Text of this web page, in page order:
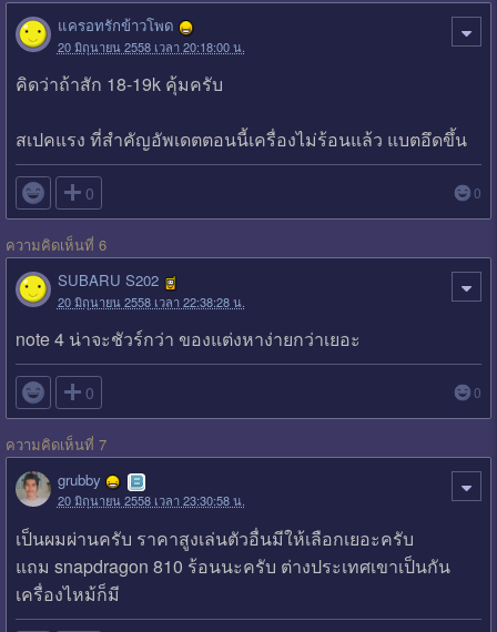
แครอทรักข้าวโพด
20 มิถุนายน 2558 เวลา 20:18:00 น.
คิดว่าถ้าสัก 18-19k คุ้มครับ
สเปคแรง ที่สำคัญอัพเดตตอนนี้เครื่องไม่ร้อนแล้ว แบตอึดขึ้น
 0 0
ความคิดเห็นที่ 6
SUBARU S202
20 มิถุนายน 2558 เวลา 22:38:28 น.
note 4 น่าจะชัวร์กว่า ของแต่งหาง่ายกว่าเยอะ
 0 0
ความคิดเห็นที่ 7
grubby
20 มิถุนายน 2558 เวลา 23:30:58 น.
เป็นผมผ่านครับ ราคาสูงเล่นตัวอื่นมีให้เลือกเยอะครับ
แถม snapdragon 810 ร้อนนะครับ ต่างประเทศเขาเป็นกัน
เครื่องไหม้ก็มี